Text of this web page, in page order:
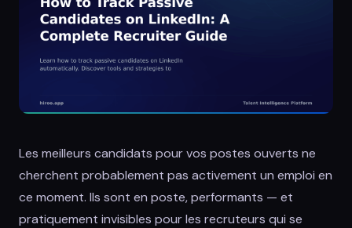
Les meilleurs candidats pour vos postes ouverts ne
cherchent probablement pas activement un emploi en
ce moment. Ils sont en poste, performants — et
pratiquement invisibles pour les recruteurs qui se